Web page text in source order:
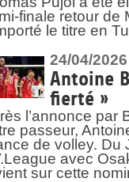
finale retour de
le titre en
24/04/2026
Antoine
fierté »
l’annonce par
passeur,
de volley. Du
avec
sur cette